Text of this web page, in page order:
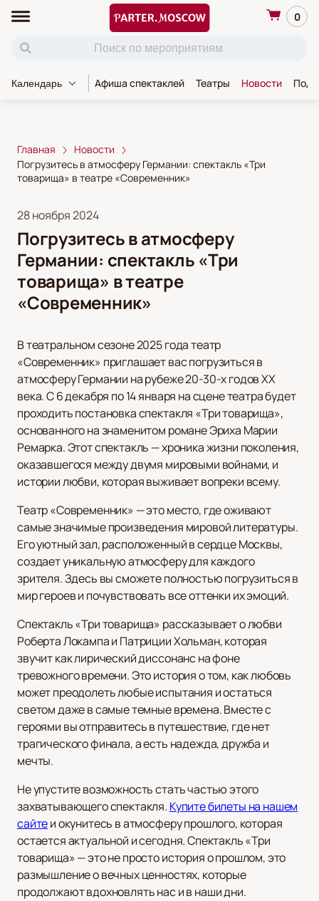
0
Календарь Афиша спектаклей Театры Новости
Главная
Новости
Погрузитесь в атмосферу Германии: спектакль «Три
товарища» в театре «Современник»
28 ноября 2024
Погрузитесь в атмосферу
Германии: спектакль «Три
товарища» в театре
«Современник»
В театральном сезоне 2025 года театр
«Современник» приглашает вас погрузиться в
атмосферу Германии на рубеже 20-30-х годов XX
века. С 6 декабря по 14 января на сцене театра будет
проходить постановка спектакля «Три товарища»,
основанного на знаменитом романе Эриха Марии
Ремарка. Этот спектакль — хроника жизни поколения,
оказавшегося между двумя мировыми войнами, и
истории любви, которая выживает вопреки всему.
Театр «Современник» — это место, где оживают
самые значимые произведения мировой литературы.
Его уютный зал, расположенный в сердце Москвы,
создает уникальную атмосферу для каждого
зрителя. Здесь вы сможете полностью погрузиться в
мир героев и почувствовать все оттенки их эмоций.
Спектакль «Три товарища» рассказывает о любви
Роберта Локампа и Патриции Хольман, которая
звучит как лирический диссонанс на фоне
тревожного времени. Это история о том, как любовь
может преодолеть любые испытания и остаться
светом даже в самые темные времена. Вместе с
героями вы отправитесь в путешествие, где нет
трагического финала, а есть надежда, дружба и
мечты.
Не упустите возможность стать частью этого
захватывающего спектакля. Купите билеты на нашем
сайтеи окунитесь в атмосферу прошлого, которая
остается актуальной и сегодня. Спектакль «Три
товарища» — это не просто история о прошлом, это
размышление о вечных ценностях, которые
продолжают вдохновлять нас и в наши дни.